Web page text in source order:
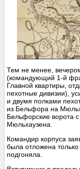
Тем не менее,
(командующий 1-й
Главной квартиры,
пехотные дивизии),
и двумя полками
из Бельфора на
Бельфорские ворота
Мюльхаузена.
Командир корпуса
была отложена только
подгоняла.